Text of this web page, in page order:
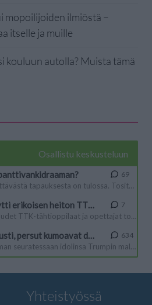
mopoilijoiden ilmiöstä –
itselle ja muille
kouluun autolla? Muista tämä
Yhteistyössä